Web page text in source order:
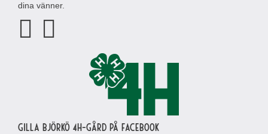
dina vänner.
Gilla Björkö 4H-gård på Facebook